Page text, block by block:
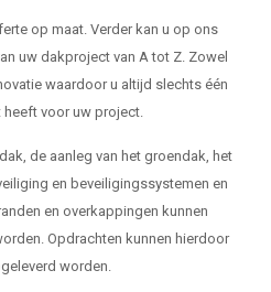
op maat. Verder kan u op ons
uw dakproject van A tot Z. Zowel
waardoor u altijd slechts één
heeft voor uw project.
de aanleg van het groendak, het
en beveiligingssystemen en
en overkappingen kunnen
Opdrachten kunnen hierdoor
worden.